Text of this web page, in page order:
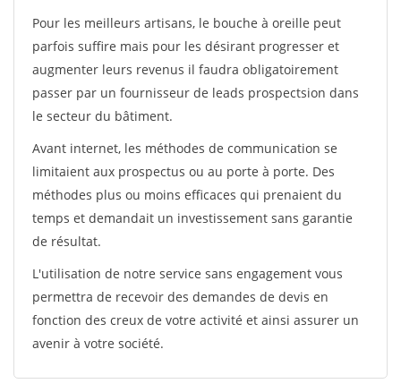
Pour les meilleurs artisans, le bouche à oreille peut
parfois suffire mais pour les désirant progresser et
augmenter leurs revenus il faudra obligatoirement
passer par un fournisseur de leads prospectsion dans
le secteur du bâtiment.
Avant internet, les méthodes de communication se
limitaient aux prospectus ou au porte à porte. Des
méthodes plus ou moins efficaces qui prenaient du
temps et demandait un investissement sans garantie
de résultat.
L'utilisation de notre service sans engagement vous
permettra de recevoir des demandes de devis en
fonction des creux de votre activité et ainsi assurer un
avenir à votre société.